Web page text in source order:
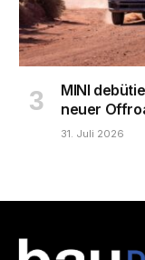
MINI
neuer
31. Juli 2026